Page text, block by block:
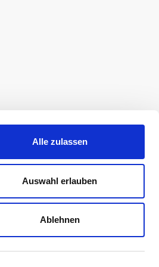
Alle zulassen
Auswahl erlauben
Ablehnen